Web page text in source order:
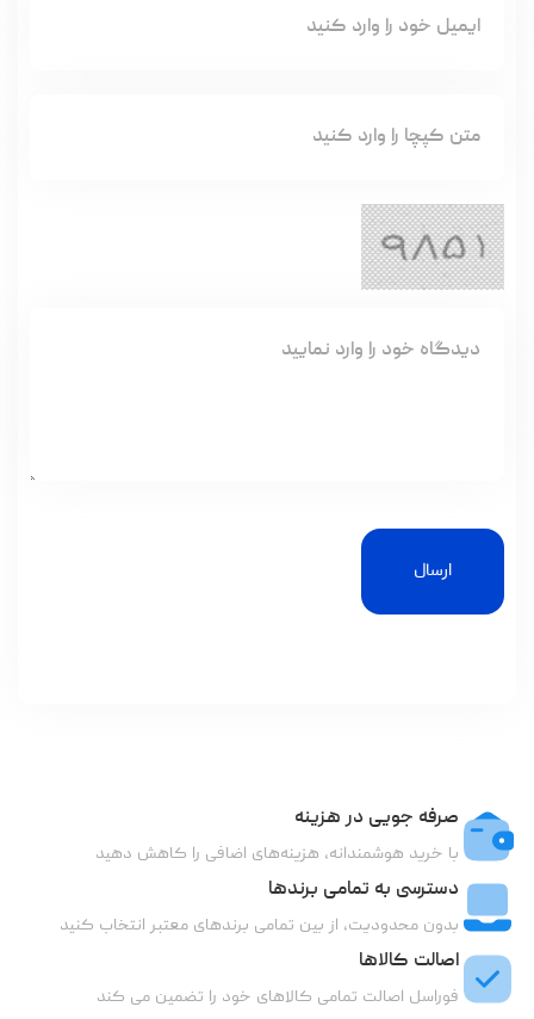
ارسال
صرفه جویی در هزینه
با خرید هوشمندانه، هزینه‌های اضافی را کاهش دهید
دسترسی به تمامی برندها
بدون محدودیت، از بین تمامی برندهای معتبر انتخاب کنید
اصالت کالاها
فوراسل اصالت تمامی کالاهای خود را تضمین می کند